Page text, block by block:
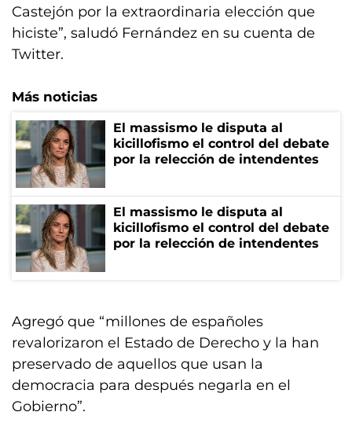
Castejón por la extraordinaria elección que
hiciste”, saludó Fernández en su cuenta de
Twitter.
Más noticias
El massismo le disputa al
kicillofismo el control del debate
por la relección de intendentes
El massismo le disputa al
kicillofismo el control del debate
por la relección de intendentes
Agregó que “millones de españoles
revalorizaron el Estado de Derecho y la han
preservado de aquellos que usan la
democracia para después negarla en el
Gobierno”.